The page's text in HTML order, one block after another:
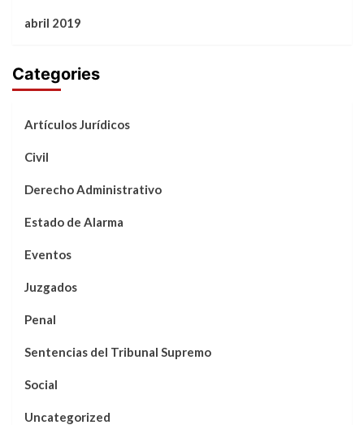
abril 2019
Categories
Artículos Jurídicos
Civil
Derecho Administrativo
Estado de Alarma
Eventos
Juzgados
Penal
Sentencias del Tribunal Supremo
Social
Uncategorized